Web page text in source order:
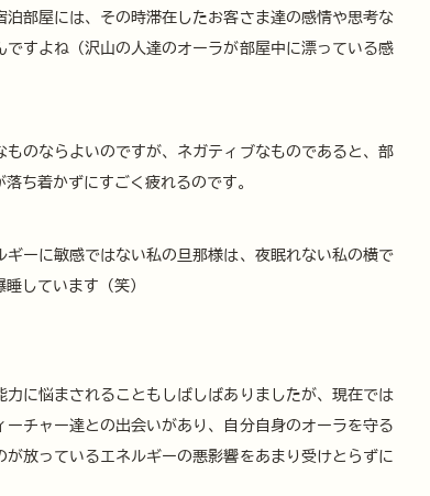
泊部屋には、その時滞在したお客さま達の感情や思考な
ですよね（沢山の人達のオーラが部屋中に漂っている感
ものならよいのですが、ネガティブなものであると、部
ち着かずにすごく疲れるのです。
ギーに敏感ではない私の旦那様は、夜眠れない私の横で
しています（笑）
力に悩まされることもしばしばありましたが、現在では
チャー達との出会いがあり、自分自身のオーラを守る
放っているエネルギーの悪影響をあまり受けとらずに